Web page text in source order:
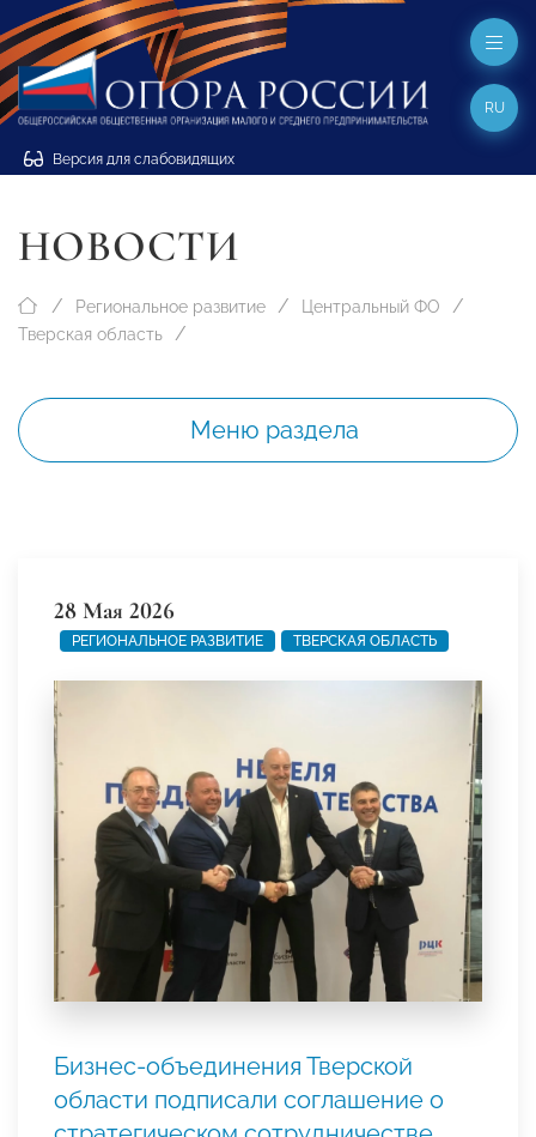
Версия для слабовидящих
RU
НОВОСТИ
Региональное развитие
Центральный ФО
Тверская область
Меню раздела
28 Мая 2026
РЕГИОНАЛЬНОЕ РАЗВИТИЕ ТВЕРСКАЯ ОБЛАСТЬ
Бизнес-объединения Тверской
области подписали соглашение о